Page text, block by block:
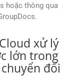
hoặc thông qua
xử lý
lớn trong
đổi